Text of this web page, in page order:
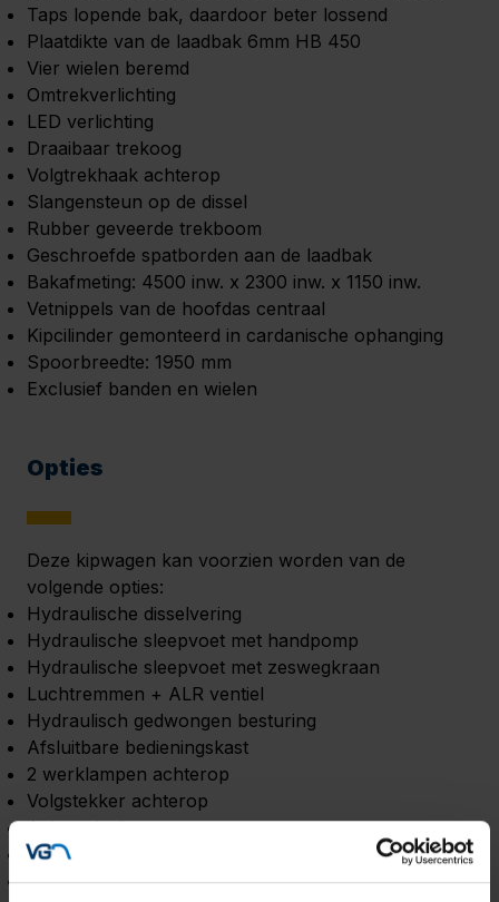
Taps lopende bak, daardoor beter lossend
Plaatdikte van de laadbak 6mm HB 450
Vier wielen beremd
Omtrekverlichting
LED verlichting
Draaibaar trekoog
Volgtrekhaak achterop
Slangensteun op de dissel
Rubber geveerde trekboom
Geschroefde spatborden aan de laadbak
Bakafmeting: 4500 inw. x 2300 inw. x 1150 inw.
Vetnippels van de hoofdas centraal
Kipcilinder gemonteerd in cardanische ophanging
Spoorbreedte: 1950 mm
Exclusief banden en wielen
Opties
Deze kipwagen kan voorzien worden van de
volgende opties:
Hydraulische disselvering
Hydraulische sleepvoet met handpomp
Hydraulische sleepvoet met zeswegkraan
Luchtremmen + ALR ventiel
Hydraulisch gedwongen besturing
Afsluitbare bedieningskast
2 werklampen achterop
Volgstekker achterop
Achteruit rij zoemer
Kunststof gereedschapskist
Kogeltrekhaak K80